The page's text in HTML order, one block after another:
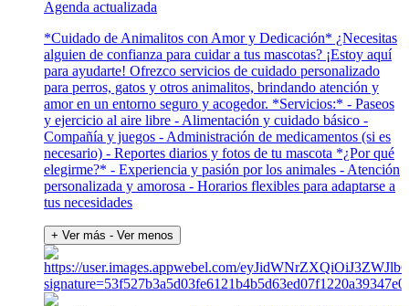
Agenda actualizada
*Cuidado de Animalitos con Amor y Dedicación* ¿Necesitas
alguien de confianza para cuidar a tus mascotas? ¡Estoy aquí
para ayudarte! Ofrezco servicios de cuidado personalizado
para perros, gatos y otros animalitos, brindando atención y
amor en un entorno seguro y acogedor. *Servicios:* - Paseos
y ejercicio al aire libre - Alimentación y cuidado básico -
Compañía y juegos - Administración de medicamentos (si es
necesario) - Reportes diarios y fotos de tu mascota *¿Por qué
elegirme?* - Experiencia y pasión por los animales - Atención
personalizada y amorosa - Horarios flexibles para adaptarse a
tus necesidades
+ Ver más - Ver menos